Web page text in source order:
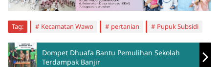
Tag: Kecamatan Wawo pertanian Pupuk Subsidi
Dompet Dhuafa Bantu Pemulihan Sekolah
Terdampak Banjir